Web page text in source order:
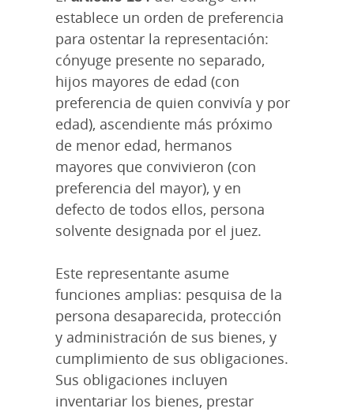
establece un orden de preferencia
para ostentar la representación:
cónyuge presente no separado,
hijos mayores de edad (con
preferencia de quien convivía y por
edad), ascendiente más próximo
de menor edad, hermanos
mayores que convivieron (con
preferencia del mayor), y en
defecto de todos ellos, persona
solvente designada por el juez.
Este representante asume
funciones amplias: pesquisa de la
persona desaparecida, protección
y administración de sus bienes, y
cumplimiento de sus obligaciones.
Sus obligaciones incluyen
inventariar los bienes, prestar